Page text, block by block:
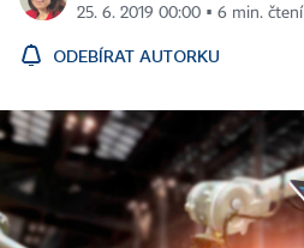
25. 6. 2019 00:00 ▪ 6 min. čtení
ODEBÍRAT AUTORKU